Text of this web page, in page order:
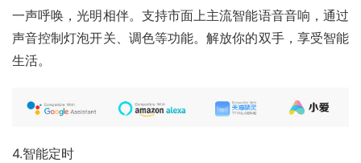
一声呼唤，光明相伴。支持市面上主流智能语音音响，通过
声音控制灯泡开关、调色等功能。解放你的双手，享受智能
生活。
4.智能定时